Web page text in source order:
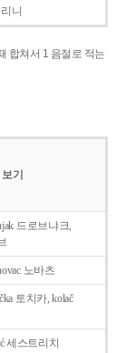
니
합쳐서 1 음절로 적는
보기
드로브냐크,
노바츠
토치카, kolač
세스트리치